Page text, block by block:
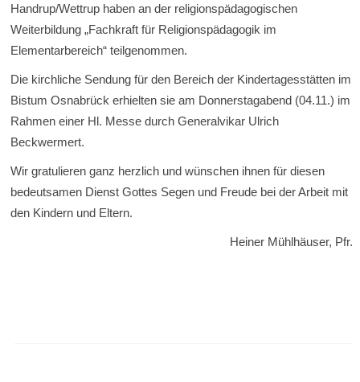
Handrup/Wettrup haben an der religionspädagogischen
Weiterbildung „Fachkraft für Religionspädagogik im
Elementarbereich“ teilgenommen.
Die kirchliche Sendung für den Bereich der Kindertagesstätten im
Bistum Osnabrück erhielten sie am Donnerstagabend (04.11.) im
Rahmen einer Hl. Messe durch Generalvikar Ulrich
Beckwermert.
Wir gratulieren ganz herzlich und wünschen ihnen für diesen
bedeutsamen Dienst Gottes Segen und Freude bei der Arbeit mit
den Kindern und Eltern.
Heiner Mühlhäuser, Pfr.